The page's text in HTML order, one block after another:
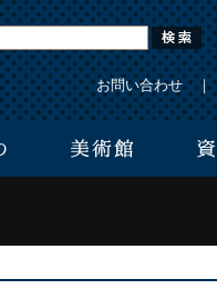
お問い合わせ